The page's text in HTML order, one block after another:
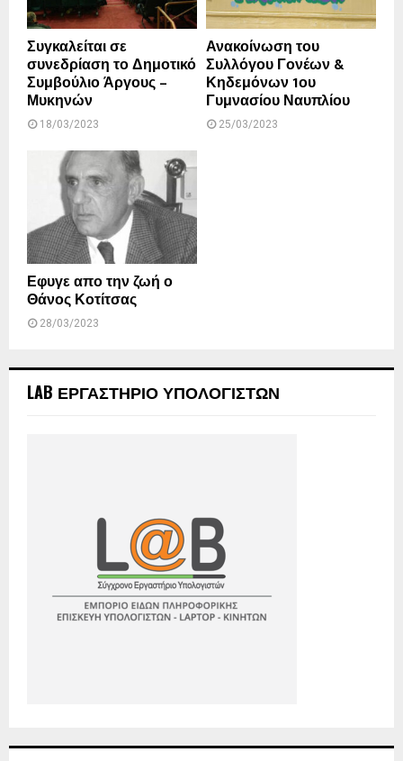
Συγκαλείται σε
συνεδρίαση το Δημοτικό
Συμβούλιο Άργους –
Μυκηνών
18/03/2023
Ανακοίνωση του
Συλλόγου Γονέων &
Κηδεμόνων 1ου
Γυμνασίου Ναυπλίου
25/03/2023
Εφυγε απο την ζωή ο
Θάνος Κοτίτσας
28/03/2023
LAB ΕΡΓΑΣΤΗΡΙΟ ΥΠΟΛΟΓΙΣΤΩΝ